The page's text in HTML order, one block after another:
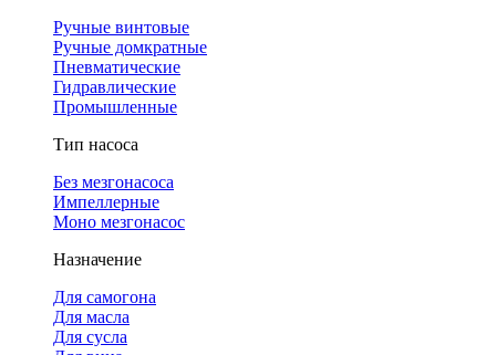
Ручные винтовые
Ручные домкратные
Пневматические
Гидравлические
Промышленные
Тип насоса
Без мезгонасоса
Импеллерные
Моно мезгонасос
Назначение
Для самогона
Для масла
Для сусла